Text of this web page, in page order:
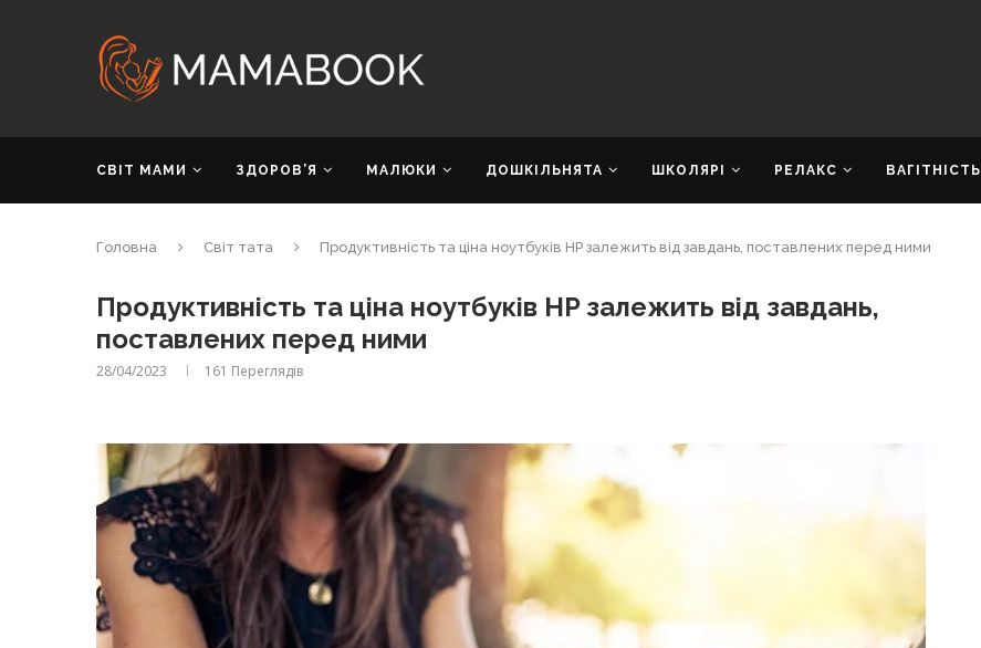
СВІТ МАМИ ЗДОРОВ’Я МАЛЮКИ ДОШКІЛЬНЯТА ШКОЛЯРІ РЕЛАКС ВАГІТНІСТЬ
Головна Світ тата Продуктивність та ціна ноутбуків HP залежить від завдань, поставлених перед ними
Продуктивність та ціна ноутбуків HP залежить від завдань,
поставлених перед ними
28/04/2023 161 Переглядів